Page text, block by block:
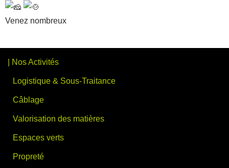
Venez nombreux
| Nos Activités
Logistique & Sous-Traitance
Câblage
Valorisation des matières
Espaces verts
Propreté